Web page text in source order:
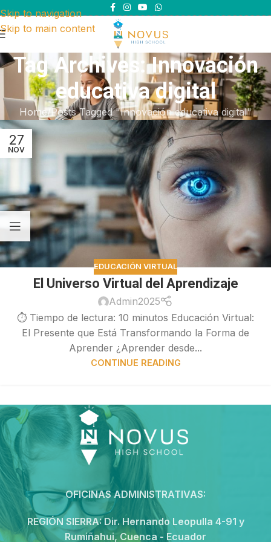
Skip to navigation
Skip to main content
Tag Archives: Innovación
educativa digital
Home Posts Tagged "Innovación educativa digital"
27
NOV
EDUCACIÓN VIRTUAL
El Universo Virtual del Aprendizaje
Admin2025
⏱ Tiempo de lectura: 10 minutos Educación Virtual:
El Presente que Está Transformando la Forma de
Aprender ¿Aprender desde...
CONTINUE READING
OFICINAS ADMINISTRATIVAS:
REGIÓN SIERRA:Dir. Hernando Leopulla 4-91 y
Rumiñahui, Cuenca - Ecuador